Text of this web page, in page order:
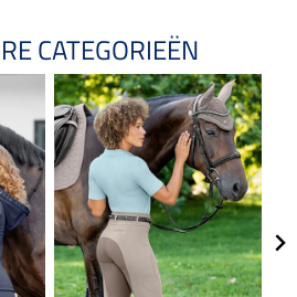
CATEGORIEËN